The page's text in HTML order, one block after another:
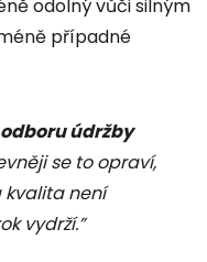
odolný vůči silným
případné
údržby
se to opraví,
kvalita není
vydrží.”